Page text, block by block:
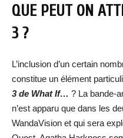
QUE PEUT ON
3 ?
L’inclusion d’un certain
constitue un élément
3 de What If… ? La bande-
n’est apparu que dans les
WandaVision et qui sera